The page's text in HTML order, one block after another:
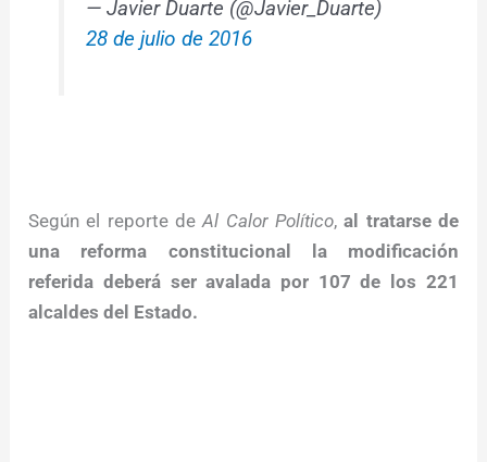
— Javier Duarte (@Javier_Duarte)
28 de julio de 2016
Según el reporte deAl Calor Político,al tratarse de
una reforma constitucional la modificación
referida deberá ser avalada por 107 de los 221
alcaldes del Estado.